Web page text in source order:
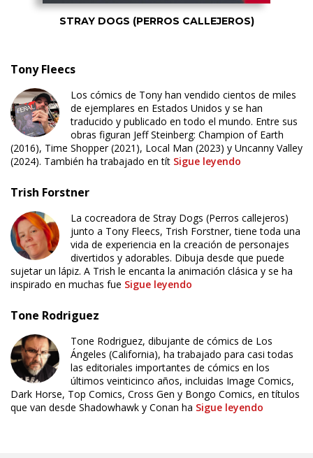
STRAY DOGS (PERROS CALLEJEROS)
Tony Fleecs
Los cómics de Tony han vendido cientos de miles
de ejemplares en Estados Unidos y se han
traducido y publicado en todo el mundo. Entre sus
obras figuran Jeff Steinberg: Champion of Earth
(2016), Time Shopper (2021), Local Man (2023) y Uncanny Valley
(2024). También ha trabajado en tít Sigue leyendo
Trish Forstner
La cocreadora de Stray Dogs (Perros callejeros)
junto a Tony Fleecs, Trish Forstner, tiene toda una
vida de experiencia en la creación de personajes
divertidos y adorables. Dibuja desde que puede
sujetar un lápiz. A Trish le encanta la animación clásica y se ha
inspirado en muchas fue Sigue leyendo
Tone Rodriguez
Tone Rodriguez, dibujante de cómics de Los
Ángeles (California), ha trabajado para casi todas
las editoriales importantes de cómics en los
últimos veinticinco años, incluidas Image Comics,
Dark Horse, Top Comics, Cross Gen y Bongo Comics, en títulos
que van desde Shadowhawk y Conan ha Sigue leyendo